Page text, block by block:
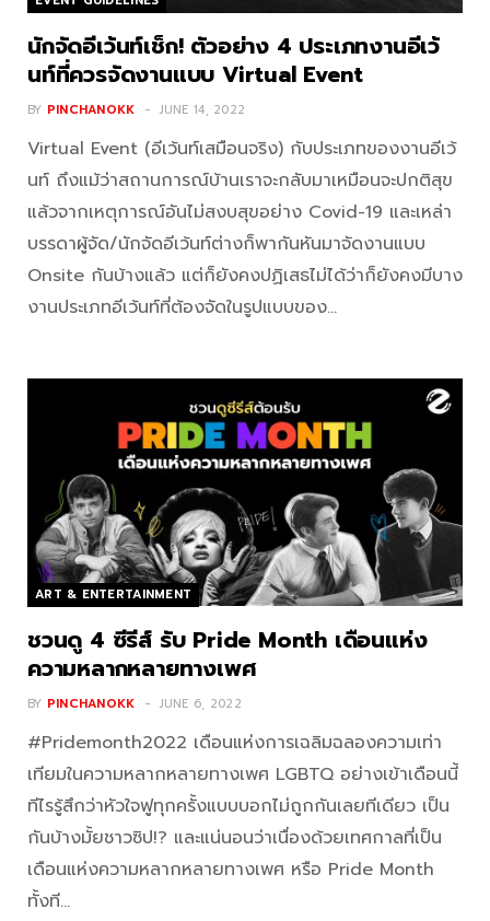
นักจัดอีเว้นท์เช็ก! ตัวอย่าง 4 ประเภทงานอีเว้
นท์ที่ควรจัดงานแบบ Virtual Event
BY PINCHANOKK JUNE 14, 2022
Virtual Event (อีเว้นท์เสมือนจริง) กับประเภทของงานอีเว้
นท์ ถึงแม้ว่าสถานการณ์บ้านเราจะกลับมาเหมือนจะปกติสุข
แล้วจากเหตุการณ์อันไม่สงบสุขอย่าง Covid-19 และเหล่า
บรรดาผู้จัด/นักจัดอีเว้นท์ต่างก็พากันหันมาจัดงานแบบ
Onsite กันบ้างแล้ว แต่ก็ยังคงปฏิเสธไม่ได้ว่าก็ยังคงมีบาง
งานประเภทอีเว้นท์ที่ต้องจัดในรูปแบบของ…
ART & ENTERTAINMENT
ชวนดู 4 ซีรีส์ รับ Pride Month เดือนแห่ง
ความหลากหลายทางเพศ
BY PINCHANOKK JUNE 6, 2022
#Pridemonth2022 เดือนแห่งการเฉลิมฉลองความเท่า
เทียมในความหลากหลายทางเพศ LGBTQ อย่างเข้าเดือนนี้
ทีไรรู้สึกว่าหัวใจฟูทุกครั้งแบบบอกไม่ถูกกันเลยทีเดียว เป็น
กันบ้างมั้ยชาวซิป!? และแน่นอนว่าเนื่องด้วยเทศกาลที่เป็น
เดือนแห่งความหลากหลายทางเพศ หรือ Pride Month
ทั้งที…